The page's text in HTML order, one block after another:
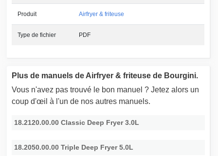
Produit Airfryer & friteuse
Type de fichier PDF
Plus de manuels de Airfryer & friteuse de Bourgini.
Vous n'avez pas trouvé le bon manuel ? Jetez alors un
coup d'œil à l'un de nos autres manuels.
18.2120.00.00 Classic Deep Fryer 3.0L
18.2050.00.00 Triple Deep Fryer 5.0L